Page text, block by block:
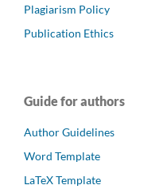
Plagiarism Policy
Publication Ethics
Guide for authors
Author Guidelines
Word Template
LaTeX Template